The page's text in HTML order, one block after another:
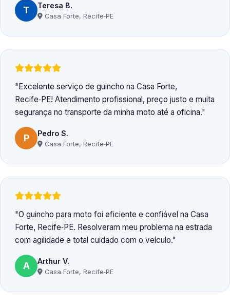
T Teresa B.
Casa Forte, Recife‑PE
Excelente serviço de guincho na Casa Forte,
Recife‑PE! Atendimento profissional, preço justo e muita
segurança no transporte da minha moto até a oficina.
P Pedro S.
Casa Forte, Recife‑PE
O guincho para moto foi eficiente e confiável na Casa
Forte, Recife‑PE. Resolveram meu problema na estrada
com agilidade e total cuidado com o veículo.
A Arthur V.
Casa Forte, Recife‑PE